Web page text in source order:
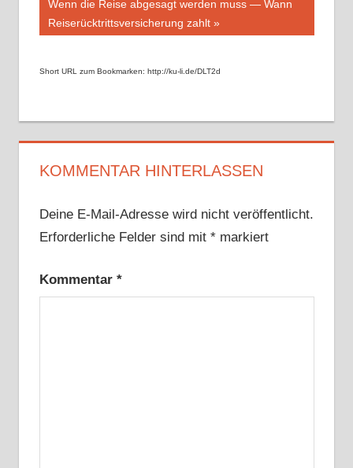
Nächster
Beitrag:
Wenn die Reise abgesagt werden muss — Wann
Reiserücktrittsversicherung zahlt
Short URL zum Bookmarken: http://ku-li.de/DLT2d
KOMMENTAR HINTERLASSEN
Deine E-Mail-Adresse wird nicht veröffentlicht.
Erforderliche Felder sind mit *markiert
Kommentar *